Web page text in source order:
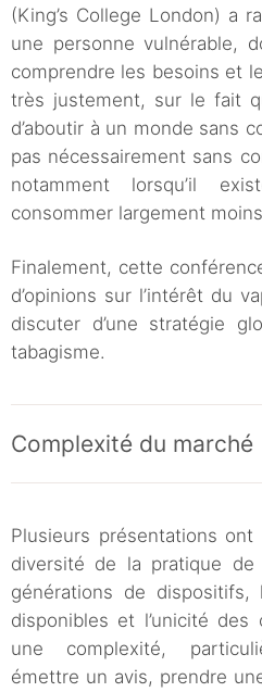
(King’s College London) a
une personne vulnérable,
comprendre les besoins et
très justement, sur le fait
d’aboutir à un monde sans
pas nécessairement sans
notamment lorsqu’il
consommer largement
Finalement, cette
d’opinions sur l’intérêt du
discuter d’une stratégie
tabagisme.
Complexité du marché
Plusieurs présentations
diversité de la pratique
générations de dispositifs,
disponibles et l’unicité des
une complexité,
émettre un avis, prendre